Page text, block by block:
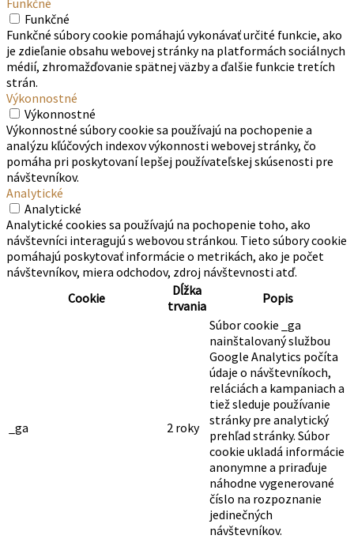
Funkčné
Funkčné súbory cookie pomáhajú vykonávať určité funkcie, ako
je zdieľanie obsahu webovej stránky na platformách sociálnych
médií, zhromažďovanie spätnej väzby a ďalšie funkcie tretích
strán.
Výkonnostné
Výkonnostné
Výkonnostné súbory cookie sa používajú na pochopenie a
analýzu kľúčových indexov výkonnosti webovej stránky, čo
pomáha pri poskytovaní lepšej používateľskej skúsenosti pre
návštevníkov.
Analytické
Analytické
Analytické cookies sa používajú na pochopenie toho, ako
návštevníci interagujú s webovou stránkou. Tieto súbory cookie
pomáhajú poskytovať informácie o metrikách, ako je počet
návštevníkov, miera odchodov, zdroj návštevnosti atď.
Cookie
Dĺžka
trvania
Popis
_ga 2 roky
Súbor cookie _ga
nainštalovaný službou
Google Analytics počíta
údaje o návštevníkoch,
reláciách a kampaniach a
tiež sleduje používanie
stránky pre analytický
prehľad stránky. Súbor
cookie ukladá informácie
anonymne a priraďuje
náhodne vygenerované
číslo na rozpoznanie
jedinečných
návštevníkov.